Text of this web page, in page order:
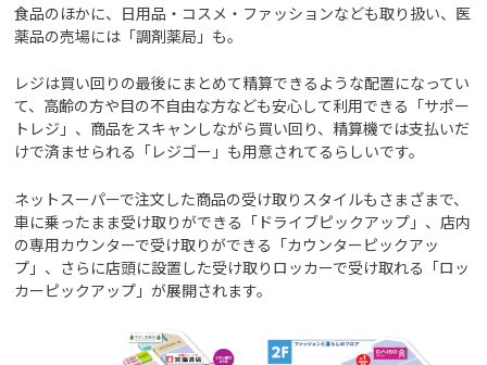
食品のほかに、日用品・コスメ・ファッションなども取り扱い、医
薬品の売場には「調剤薬局」も。
レジは買い回りの最後にまとめて精算できるような配置になってい
て、高齢の方や目の不自由な方なども安心して利用できる「サポー
トレジ」、商品をスキャンしながら買い回り、精算機では支払いだ
けで済ませられる「レジゴー」も用意されてるらしいです。
ネットスーパーで注文した商品の受け取りスタイルもさまざまで、
車に乗ったまま受け取りができる「ドライブピックアップ」、店内
の専用カウンターで受け取りができる「カウンターピックアッ
プ」、さらに店頭に設置した受け取りロッカーで受け取れる「ロッ
カーピックアップ」が展開されます。